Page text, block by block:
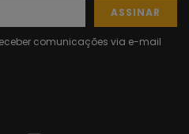
ASSINAR